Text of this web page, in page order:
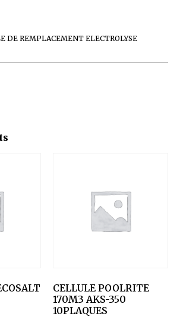
CELLULE POOLRITE
170M3 AKS-350
10PLAQUES
DE REMPLACEMENT ELECTROLYSE